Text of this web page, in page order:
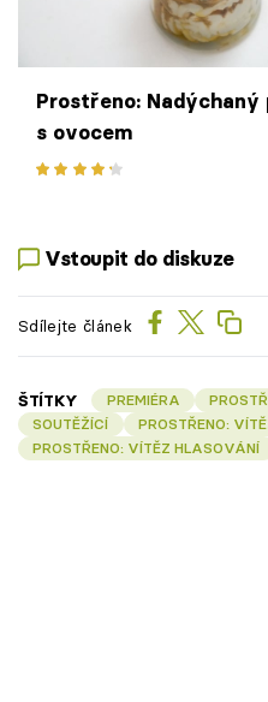
Prostřeno: Nadýchaný
s ovocem
Vstoupit do diskuze
Sdílejte článek
ŠTÍTKY PREMIÉRA
SOUTĚŽÍCÍ
PROSTŘENO:
PROSTŘENO: VÍTĚZ HLASOVÁNÍ